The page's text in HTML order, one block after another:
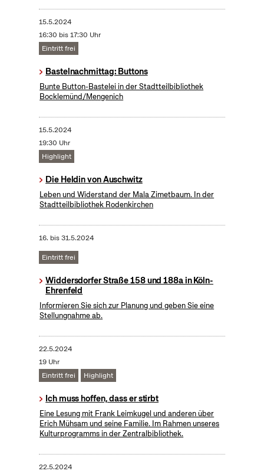
15.5.2024
16:30 bis 17:30 Uhr
Eintritt frei
Bastelnachmittag: Buttons
Bunte Button-Bastelei in der Stadtteilbibliothek
Bocklemünd/Mengenich
15.5.2024
19:30 Uhr
Highlight
Die Heldin von Auschwitz
Leben und Widerstand der Mala Zimetbaum. In der
Stadtteilbibliothek Rodenkirchen
16. bis31.5.2024
Eintritt frei
Widdersdorfer Straße 158 und 188a in Köln-
Ehrenfeld
Informieren Sie sich zur Planung und geben Sie eine
Stellungnahme ab.
22.5.2024
19 Uhr
Eintritt frei
Highlight
Ich muss hoffen, dass er stirbt
Eine Lesung mit Frank Leimkugel und anderen über
Erich Mühsam und seine Familie. Im Rahmen unseres
Kulturprogramms in der Zentralbibliothek.
22.5.2024